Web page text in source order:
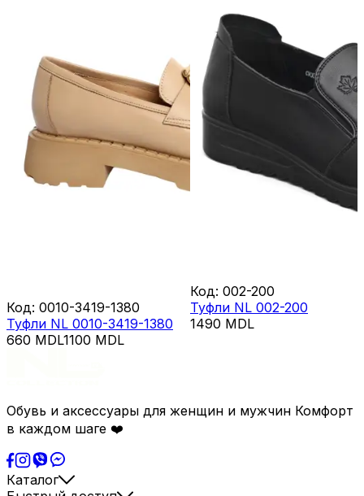
Код: 0010-3419-1380
Туфли NL 0010-3419-1380
660 MDL1100 MDL
Код: 002-200
Туфли NL 002-200
1490 MDL
Обувь и аксессуары для женщин и мужчин Комфорт
в каждом шаге ❤️
Каталог